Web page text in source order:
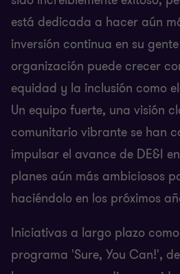
está dedicada a hacer aún
inversión continua en su
organización puede crecer
equidad y la inclusión como
Un equipo fuerte, una visión
comunitario vibrante se han
impulsar el avance de DE&I
planes aún más ambiciosos
haciéndolo en los próximos
Iniciativas a largo plazo
programa 'Sure, You Can!',